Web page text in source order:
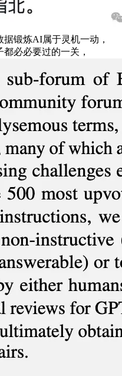
锻炼AI属于灵机一动，
必必要过的一关，